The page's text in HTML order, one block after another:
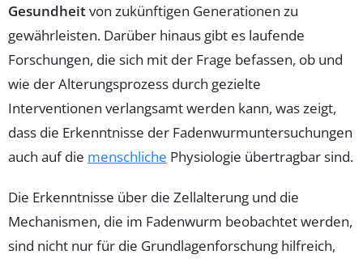
Gesundheitvon zukünftigen Generationen zu
gewährleisten. Darüber hinaus gibt es laufende
Forschungen, die sich mit der Frage befassen, ob und
wie der Alterungsprozess durch gezielte
Interventionen verlangsamt werden kann, was zeigt,
dass die Erkenntnisse der Fadenwurmuntersuchungen
auch auf die menschliche Physiologie übertragbar sind.
Die Erkenntnisse über die Zellalterung und die
Mechanismen, die im Fadenwurm beobachtet werden,
sind nicht nur für die Grundlagenforschung hilfreich,